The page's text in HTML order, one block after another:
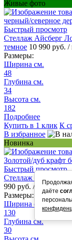
Живые фото
Быстрый просмотр
Стеллаж Айсберг
темное 10 990 руб. /
Размеры:
Ширина см.
48
Глубина см.
34
Высота см.
182
Подробнее
Купить в 1 клик К
В избранное
Новинка
Быстрый просмотр
Стеллаж Айсберг
990 руб. / шт
Размеры:
Ширина см.
130
Глубина см.
30
даёте